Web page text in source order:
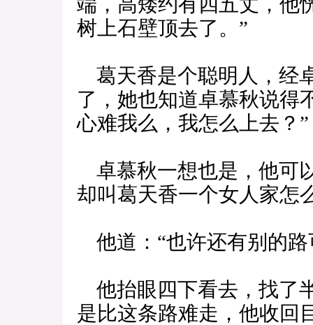
树上石壁顶去了。”
葛天香是个聪明人，经
了，她也知道卓慕秋说得
心难我么，我怎么上去？”
卓慕秋一想也是，他可
却叫葛天香一个女人家怎
他道：“也许还有别的路
他抬眼四下看去，找了
是比这条路难走，他收回